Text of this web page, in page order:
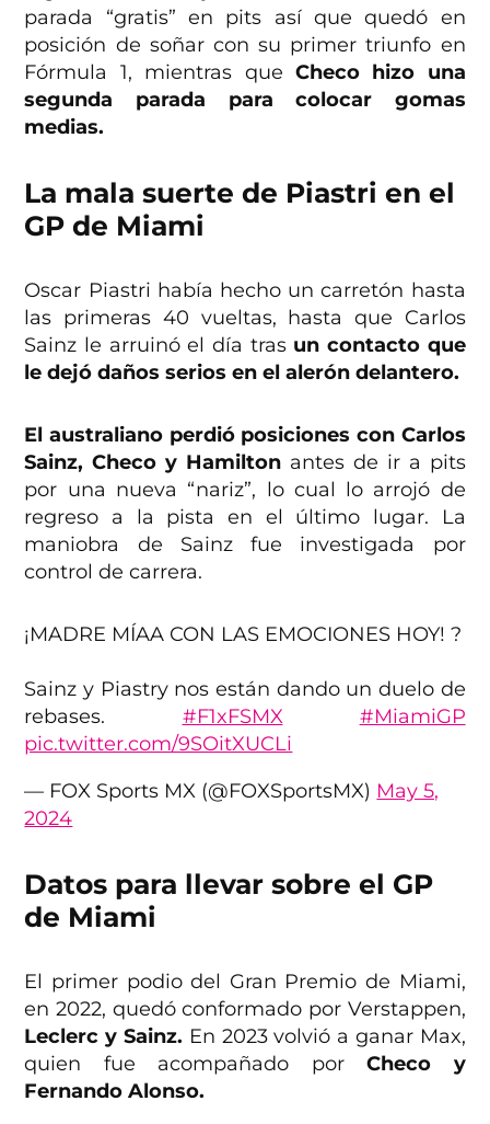
parada “gratis” en pits así que quedó en
posición de soñar con su primer triunfo en
Fórmula 1, mientras que Checo hizo una
segunda parada para colocar gomas
medias.
La mala suerte de Piastri en el
GP de Miami
Oscar Piastri había hecho un carretón hasta
las primeras 40 vueltas, hasta que Carlos
Sainz le arruinó el día tras un contacto que
le dejó daños serios en el alerón delantero.
El australiano perdió posiciones con Carlos
Sainz, Checo y Hamilton antes de ir a pits
por una nueva “nariz”, lo cual lo arrojó de
regreso a la pista en el último lugar. La
maniobra de Sainz fue investigada por
control de carrera.
¡MADRE MÍAA CON LAS EMOCIONES HOY! ?
Sainz y Piastry nos están dando un duelo de
rebases. #F1xFSMX
#MiamiGP
pic.twitter.com/9SOitXUCLi
— FOX Sports MX (@FOXSportsMX) May 5,
2024
Datos para llevar sobre el GP
de Miami
El primer podio del Gran Premio de Miami,
en 2022, quedó conformado por Verstappen,
Leclerc y Sainz. En 2023 volvió a ganar Max,
quien fue acompañado porCheco y
Fernando Alonso.